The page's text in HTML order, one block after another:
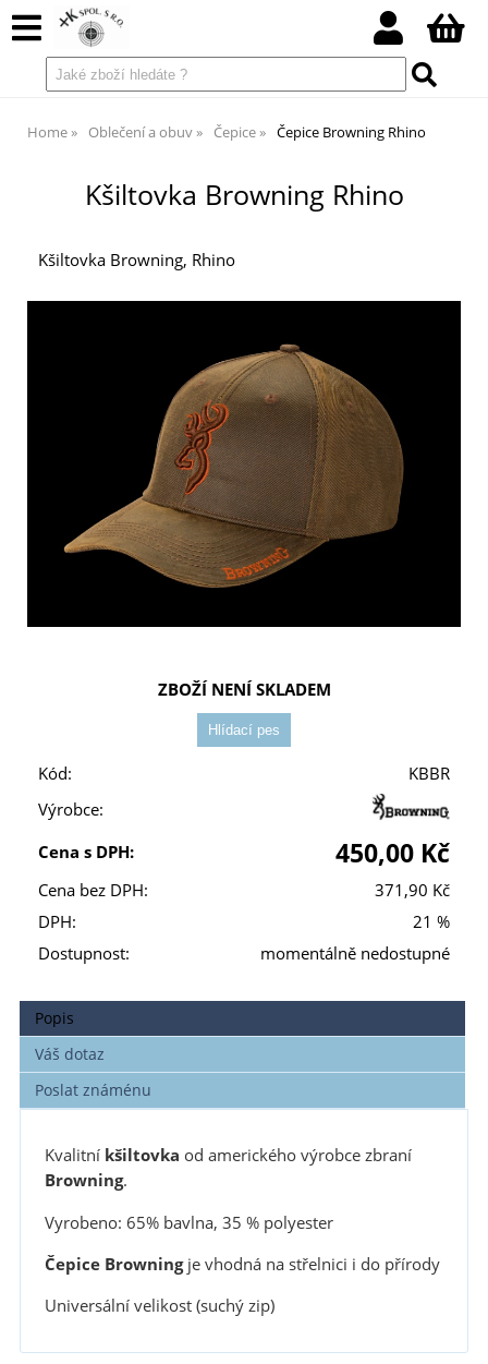
Home Oblečení a obuv Čepice Čepice Browning Rhino
Kšiltovka Browning Rhino
Kšiltovka Browning, Rhino
ZBOŽÍ NENÍ SKLADEM
Kód:
KBBR
Výrobce:
Cena s DPH:
450,00 Kč
Cena bez DPH:
371,90 Kč
DPH:
21 %
Dostupnost:
momentálně nedostupné
Popis
Váš dotaz
Poslat známénu
Kvalitní kšiltovka od amerického výrobce zbraní
Browning.
Vyrobeno: 65% bavlna, 35 % polyester
Čepice Browningje vhodná na střelnici i do přírody
Universální velikost (suchý zip)